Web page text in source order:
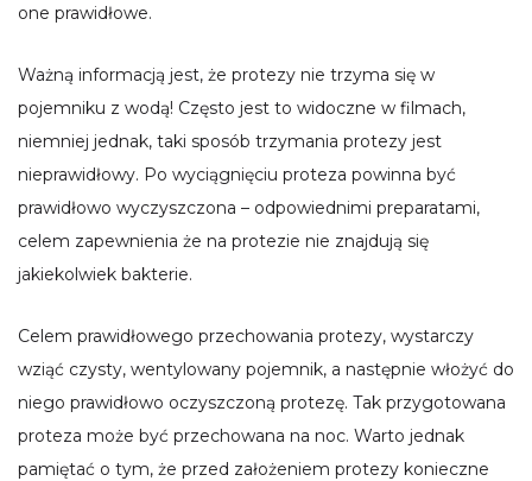
one prawidłowe.
Ważną informacją jest, że protezy nie trzyma się w
pojemniku z wodą! Często jest to widoczne w filmach,
niemniej jednak, taki sposób trzymania protezy jest
nieprawidłowy. Po wyciągnięciu proteza powinna być
prawidłowo wyczyszczona – odpowiednimi preparatami,
celem zapewnienia że na protezie nie znajdują się
jakiekolwiek bakterie.
Celem prawidłowego przechowania protezy, wystarczy
wziąć czysty, wentylowany pojemnik, a następnie włożyć do
niego prawidłowo oczyszczoną protezę. Tak przygotowana
proteza może być przechowana na noc. Warto jednak
pamiętać o tym, że przed założeniem protezy konieczne